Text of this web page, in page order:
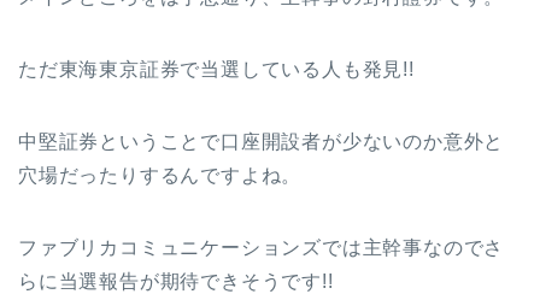
ただ東海東京証券で当選している人も発見!!
中堅証券ということで口座開設者が少ないのか意外と
穴場だったりするんですよね。
ファブリカコミュニケーションズでは主幹事なのでさ
らに当選報告が期待できそうです!!